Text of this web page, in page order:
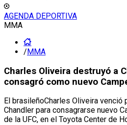
AGENDA DEPORTIVA
MMA
/MMA
Charles Oliveira destruyó a
consagró como nuevo
El brasileñoCharles Oliveira venció
Chandler para consagrarse nuevo
de la UFC, en el Toyota Center de